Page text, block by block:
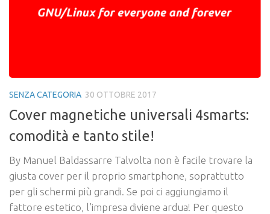
SENZA CATEGORIA 30 OTTOBRE 2017
Cover magnetiche universali 4smarts:
comodità e tanto stile!
By Manuel Baldassarre Talvolta non è facile trovare la
giusta cover per il proprio smartphone, soprattutto
per gli schermi più grandi. Se poi ci aggiungiamo il
fattore estetico, l’impresa diviene ardua! Per questo